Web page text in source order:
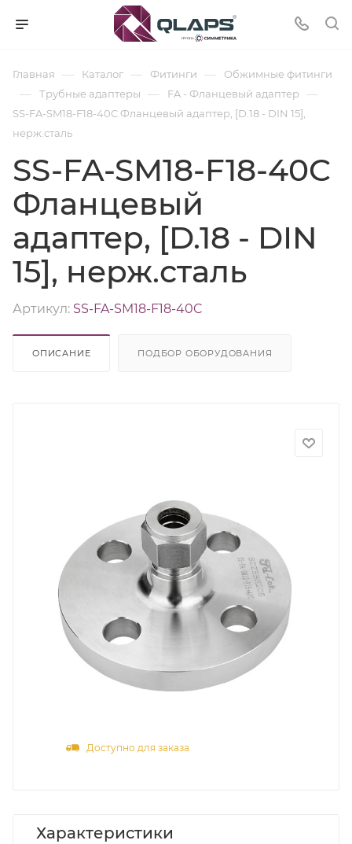
Главная — Каталог — Фитинги — Обжимные фитинги
— Трубные адаптеры — FA - Фланцевый адаптер —
SS-FA-SM18-F18-40C Фланцевый адаптер, [D.18 - DIN 15],
нерж.сталь
SS-FA-SM18-F18-40C
Фланцевый
адаптер, [D.18 - DIN
15], нерж.сталь
Артикул: SS-FA-SM18-F18-40C
ОПИСАНИЕ ПОДБОР ОБОРУДОВАНИЯ
Доступно для заказа
Характеристики